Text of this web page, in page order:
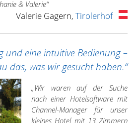
& Valerie“
Valerie Gagern, Tirolerhof
und eine intuitive Bedienung –
das, was wir gesucht haben.“
„Wir waren auf der Suche
nach einer Hotelsoftware mit
Channel-Manager für unser
kleines Hotel mit 13 Zimmern